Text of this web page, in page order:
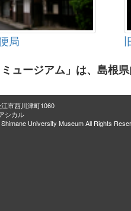
局
ミュージアム」は、島根
市西川津町1060
シカル
University Museum All Rights